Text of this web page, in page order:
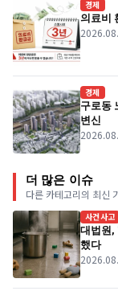
경제
의료비
경제
구로동
변신
더 많은 이슈
다른 카테고리의 최신
사건사고
대법원,
했다